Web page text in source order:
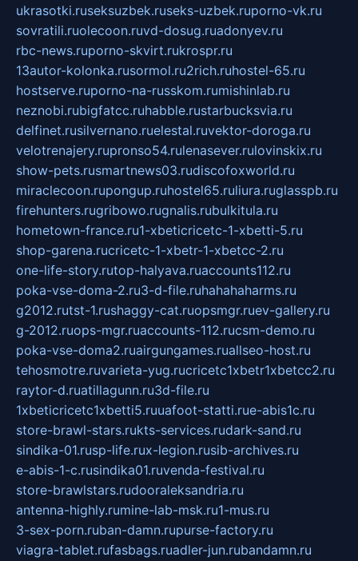
ukrasotki.ruseksuzbek.ruseks-uzbek.ruporno-vk.ru
sovratili.ruolecoon.ruvd-dosug.ruadonyev.ru
rbc-news.ruporno-skvirt.rukrospr.ru
13autor-kolonka.rusormol.ru2rich.ruhostel-65.ru
hostserve.ruporno-na-russkom.rumishinlab.ru
neznobi.rubigfatcc.ruhabble.rustarbucksvia.ru
delfinet.rusilvernano.ruelestal.ruvektor-doroga.ru
velotrenajery.rupronso54.rulenasever.rulovinskix.ru
show-pets.rusmartnews03.rudiscofoxworld.ru
miraclecoon.rupongup.ruhostel65.ruliura.ruglasspb.ru
firehunters.rugribowo.rugnalis.rubulkitula.ru
hometown-france.ru1-xbeticricetc-1-xbetti-5.ru
shop-garena.rucricetc-1-xbetr-1-xbetcc-2.ru
one-life-story.rutop-halyava.ruaccounts112.ru
poka-vse-doma-2.ru3-d-file.ruhahahaharms.ru
g2012.rutst-1.rushaggy-cat.ruopsmgr.ruev-gallery.ru
g-2012.ruops-mgr.ruaccounts-112.rucsm-demo.ru
poka-vse-doma2.ruairgungames.ruallseo-host.ru
tehosmotre.ruvarieta-yug.rucricetc1xbetr1xbetcc2.ru
raytor-d.ruatillagunn.ru3d-file.ru
1xbeticricetc1xbetti5.ruuafoot-statti.rue-abis1c.ru
store-brawl-stars.rukts-services.rudark-sand.ru
sindika-01.rusp-life.rux-legion.rusib-archives.ru
e-abis-1-c.rusindika01.ruvenda-festival.ru
store-brawlstars.rudooraleksandria.ru
antenna-highly.rumine-lab-msk.ru1-mus.ru
3-sex-porn.ruban-damn.rupurse-factory.ru
viagra-tablet.rufasbags.ruadler-jun.rubandamn.ru